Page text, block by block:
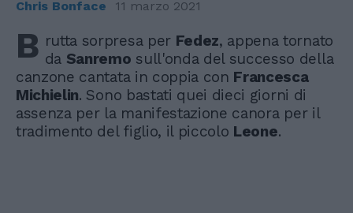
Chris Bonface 11 marzo 2021
B rutta sorpresa per Fedez, appena tornato
da Sanremo sull'onda del successo della
canzone cantata in coppia con Francesca
Michielin. Sono bastati quei dieci giorni di
assenza per la manifestazione canora per il
tradimento del figlio, il piccolo Leone.